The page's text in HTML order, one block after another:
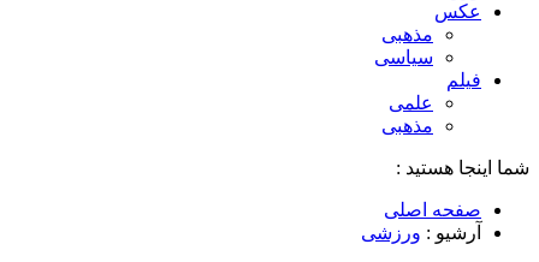
عکس
مذهبی
سیاسی
فیلم
علمی
مذهبی
شما اینجا هستید :
صفحه اصلی
آرشیو : ورزشی